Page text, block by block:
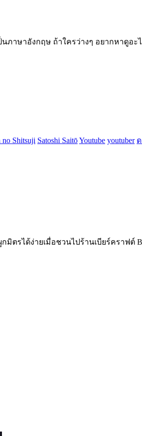
าษาอังกฤษ ถ้าใครว่างๆ อยากหาดูอ
no Shitsuji Satoshi SaitōYoutube youtuber
ได้ง่ายเมื่อชวนไปร้านเบียร์คราฟต์